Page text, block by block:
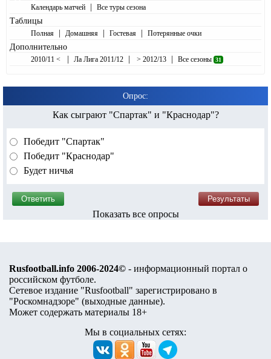
Календарь матчей | Все туры сезона
Таблицы
Полная | Домашняя | Гостевая | Потерянные очки
Дополнительно
2010/11 < | Ла Лига 2011/12 | > 2012/13 | Все сезоны 31
Опрос:
Как сыграют "Спартак" и "Краснодар"?
Победит "Спартак"
Победит "Краснодар"
Будет ничья
Показать все опросы
Rusfootball.info 2006-2024© - информационный портал о
российском футболе.
Сетевое издание "Rusfootball" зарегистрировано в
"Роскомнадзоре" (выходные данные).
Может содержать материалы 18+
Мы в социальных сетях: